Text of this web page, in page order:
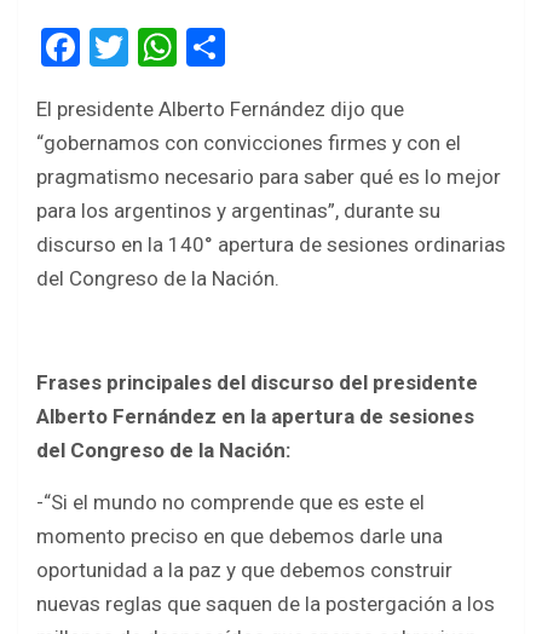
F
ce
b
o
o
k
T
tt
er
W
at
s
A
p
p
ar
e
El presidente Alberto Fernández dijo que
“gobernamos con convicciones firmes y con el
pragmatismo necesario para saber qué es lo mejor
para los argentinos y argentinas”, durante su
discurso en la 140° apertura de sesiones ordinarias
del Congreso de la Nación.
Frases principales del discurso del presidente
Alberto Fernández en la apertura de sesiones
del Congreso de la Nación:
-“Si el mundo no comprende que es este el
momento preciso en que debemos darle una
oportunidad a la paz y que debemos construir
nuevas reglas que saquen de la postergación a los